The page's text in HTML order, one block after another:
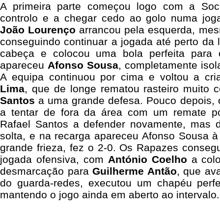
A primeira parte começou logo com a
controlo e a chegar cedo ao golo numa
João Lourenço arrancou pela esquerda,
conseguindo continuar a jogada até perto da
cabeça e colocou uma bola perfeita para
apareceu Afonso Sousa, completamente
A equipa continuou por cima e voltou a
Lima, que de longe rematou rasteiro muito
Santos a uma grande defesa. Pouco
a tentar de fora da área com um remate
Rafael Santos a defender novamente, mas
solta, e na recarga apareceu Afonso Sousa
grande frieza, fez o 2-0. Os Rapazes
jogada ofensiva, com António Coelho a
desmarcação para Guilherme Antão, que
do guarda-redes, executou um chapéu
mantendo o jogo ainda em aberto ao intervalo.